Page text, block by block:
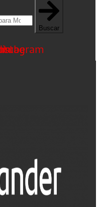
Buscar